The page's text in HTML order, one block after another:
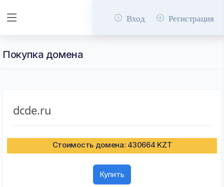
Вход Регистрация
Покупка домена
dcde.ru
Стоимость домена: 430664 KZT
Купить